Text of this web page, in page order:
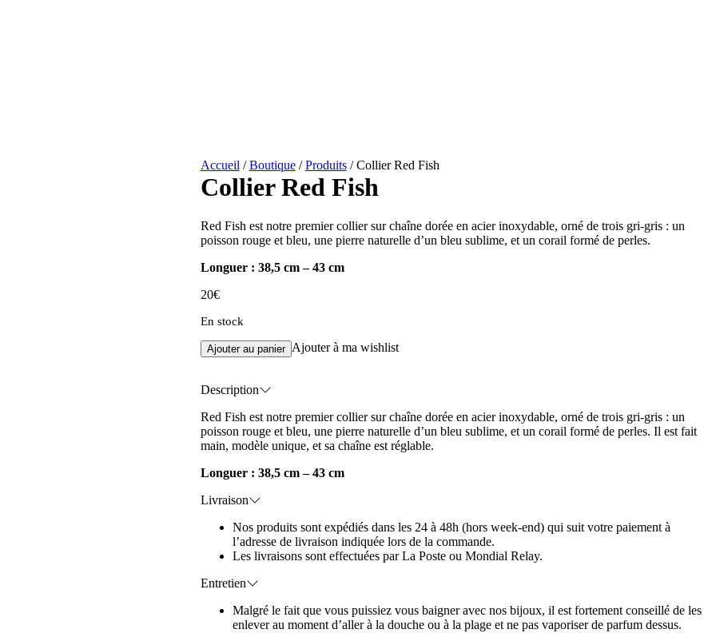
Accueil /Boutique/Produits/Collier Red Fish
Collier Red Fish
Red Fish est notre premier collier sur chaîne dorée en acier inoxydable, orné de trois gri-gris : un
poisson rouge et bleu, une pierre naturelle d’un bleu sublime, et un corail formé de perles.
Longuer : 38,5 cm – 43 cm
20€
En stock
Ajouter au panier Ajouter à ma wishlist
Description
Red Fish est notre premier collier sur chaîne dorée en acier inoxydable, orné de trois gri-gris : un
poisson rouge et bleu, une pierre naturelle d’un bleu sublime, et un corail formé de perles. Il est fait
main, modèle unique, et sa chaîne est réglable.
Longuer : 38,5 cm – 43 cm
Livraison
Nos produits sont expédiés dans les 24 à 48h (hors week-end) qui suit votre paiement à
l’adresse de livraison indiquée lors de la commande.
Les livraisons sont effectuées par La Poste ou Mondial Relay.
Entretien
Malgré le fait que vous puissiez vous baigner avec nos bijoux, il est fortement conseillé de les
enlever au moment d’aller à la douche ou à la plage et ne pas vaporiser de parfum dessus.